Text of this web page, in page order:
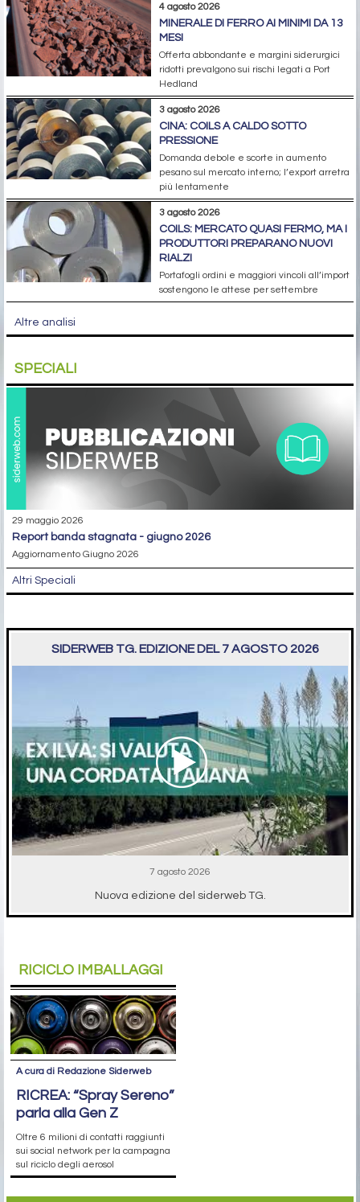
4 agosto 2026
MINERALE DI FERRO AI MINIMI DA 13
MESI
Offerta abbondante e margini siderurgici
ridotti prevalgono sui rischi legati a Port
Hedland
3 agosto 2026
CINA: COILS A CALDO SOTTO
PRESSIONE
Domanda debole e scorte in aumento
pesano sul mercato interno; l’export arretra
più lentamente
3 agosto 2026
COILS: MERCATO QUASI FERMO, MA I
PRODUTTORI PREPARANO NUOVI
RIALZI
Portafogli ordini e maggiori vincoli all’import
sostengono le attese per settembre
Altre analisi
SPECIALI
29 maggio 2026
report banda stagnata - giugno 2026
Aggiornamento Giugno 2026
Altri Speciali
SIDERWEB TG. EDIZIONE DEL 7 AGOSTO 2026
7 agosto 2026
Nuova edizione del siderweb TG.
RICICLO IMBALLAGGI
A cura di Redazione Siderweb
RICREA: “Spray Sereno”
parla alla Gen Z
Oltre 6 milioni di contatti raggiunti
sui social network per la campagna
sul riciclo degli aerosol